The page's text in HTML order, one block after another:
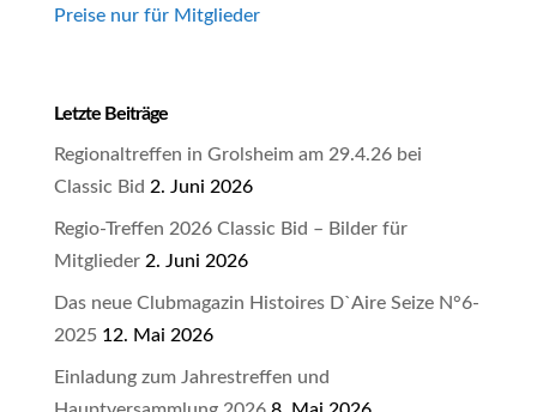
Preise nur für Mitglieder
Letzte Beiträge
Regionaltreffen in Grolsheim am 29.4.26 bei
Classic Bid 2. Juni 2026
Regio-Treffen 2026 Classic Bid – Bilder für
Mitglieder 2. Juni 2026
Das neue Clubmagazin Histoires D`Aire Seize N°6-
2025 12. Mai 2026
Einladung zum Jahrestreffen und